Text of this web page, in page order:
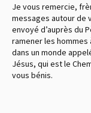
Je vous remercie,
messages autour de
envoyé d’auprès du
ramener les hommes
dans un monde
Jésus, qui est le
vous bénis.